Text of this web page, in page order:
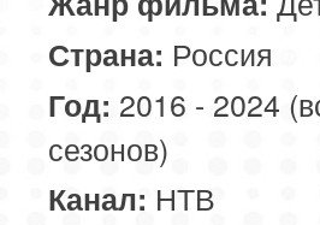
Страна: Россия
Год: 2016 - 2024
сезонов)
Канал: НТВ